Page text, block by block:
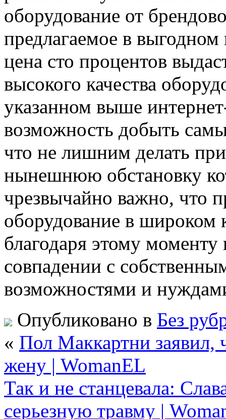
оборудование от
предлагаемое в выгодном
цена сто процентов
высокого качества
указанном выше
возможность добыть
что не лишним делать
нынешнюю обстановку
чрезвычайно важно, что
оборудование в широком
благодаря этому
совпадении с
возможностями и
Опубликовано в Без
« Пол Маккартни заявил,
жену | WomanEL
Так и не станцевала:
серьезную травму |